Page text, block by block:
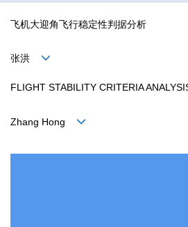
飞机大迎角飞行稳定性判据分析
张洪
FLIGHT STABILITY CRITERIA
Zhang Hong